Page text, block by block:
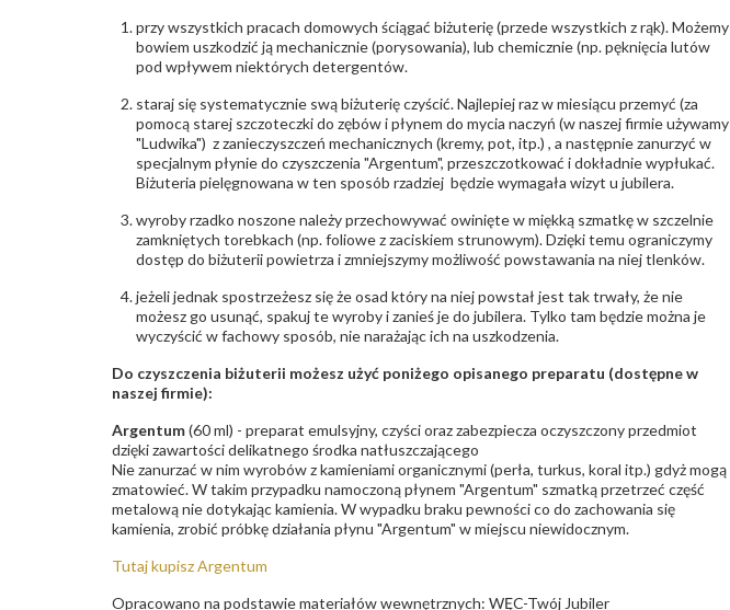
przy wszystkich pracach domowych ściągać biżuterię (przede wszystkich z rąk). Możemy
bowiem uszkodzić ją mechanicznie (porysowania), lub chemicznie (np. pęknięcia lutów
pod wpływem niektórych detergentów.
staraj się systematycznie swą biżuterię czyścić. Najlepiej raz w miesiącu przemyć (za
pomocą starej szczoteczki do zębów i płynem do mycia naczyń (w naszej firmie używamy
"Ludwika") z zanieczyszczeń mechanicznych (kremy, pot, itp.) , a następnie zanurzyć w
specjalnym płynie do czyszczenia "Argentum", przeszczotkować i dokładnie wypłukać.
Biżuteria pielęgnowana w ten sposób rzadziej będzie wymagała wizyt u jubilera.
wyroby rzadko noszone należy przechowywać owinięte w miękką szmatkę w szczelnie
zamkniętych torebkach (np. foliowe z zaciskiem strunowym). Dzięki temu ograniczymy
dostęp do biżuterii powietrza i zmniejszymy możliwość powstawania na niej tlenków.
jeżeli jednak spostrzeżesz się że osad który na niej powstał jest tak trwały, że nie
możesz go usunąć, spakuj te wyroby i zanieś je do jubilera. Tylko tam będzie można je
wyczyścić w fachowy sposób, nie narażając ich na uszkodzenia.
Do czyszczenia biżuterii możesz użyć poniżego opisanego preparatu (dostępne w
naszej firmie):
Argentum(60 ml) - preparat emulsyjny, czyści oraz zabezpiecza oczyszczony przedmiot
dzięki zawartości delikatnego środka natłuszczającego
Nie zanurzać w nim wyrobów z kamieniami organicznymi (perła, turkus, koral itp.) gdyż mogą
zmatowieć. W takim przypadku namoczoną płynem "Argentum" szmatką przetrzeć część
metalową nie dotykając kamienia. W wypadku braku pewności co do zachowania się
kamienia, zrobić próbkę działania płynu "Argentum" w miejscu niewidocznym.
Tutaj kupisz Argentum
Opracowano na podstawie materiałów wewnętrznych: WĘC-Twój Jubiler